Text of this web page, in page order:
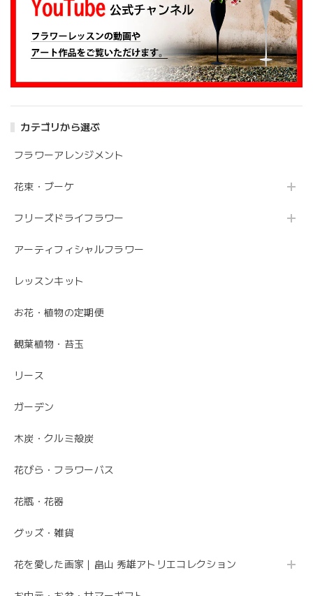
カテゴリから選ぶ
フラワーアレンジメント
花束・ブーケ
フリーズドライフラワー
アーティフィシャルフラワー
レッスンキット
お花・植物の定期便
観葉植物・苔玉
リース
ガーデン
木炭・クルミ殻炭
花びら・フラワーバス
花瓶・花器
グッズ・雑貨
花を愛した画家｜畠山 秀雄アトリエコレクション
姉さんも喜んでくださり安心しました。 また、
アンティークブーケ（カビン付き）
丁寧に梱包されていて、 配送の問題は特にありませんでし
ます。 今後も利用したい信頼のおける花屋さんです。
うれしいお返事ありがとうございました。 スタ
お花をお作りさせて頂きますので よろしくお願
素敵なお花ありがとうございます。 母が大変喜んでいまし
お願いします。 岩岡
の為にこれからも喜ばれるお花を お届けさせて
2020/05/11